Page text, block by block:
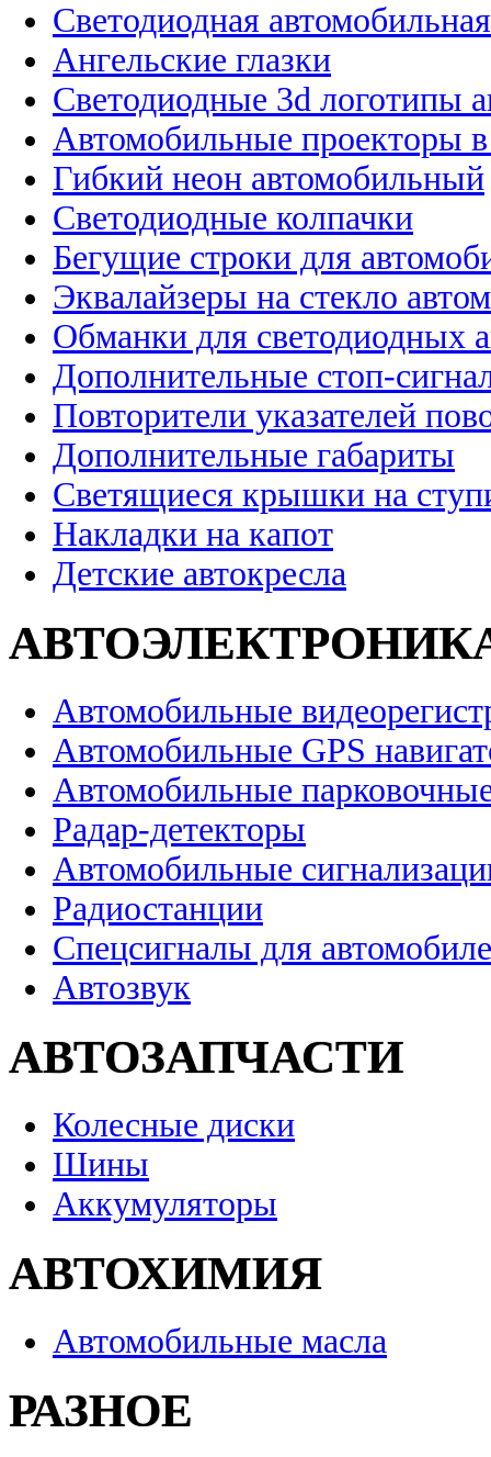
Светодиодная
Ангельские глазки
Светодиодные 3d логотипы
Автомобильные проекторы
Гибкий неон автомобильный
Светодиодные колпачки
Бегущие строки для
Эквалайзеры на стекло
Обманки для светодиодных
Дополнительные стоп-
Повторители указателей
Дополнительные габариты
Светящиеся крышки на
Накладки на капот
Детские автокресла
Автомобильные
Автомобильные GPS
Автомобильные
Радар-детекторы
Автомобильные
Радиостанции
Спецсигналы для
Автозвук
АВТОЗАПЧАСТИ
Колесные диски
Шины
Аккумуляторы
АВТОХИМИЯ
Автомобильные масла
РАЗНОЕ